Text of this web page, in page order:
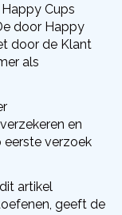
Cups
door Happy
door de Klant
als
en
eerste verzoek
artikel
geeft de